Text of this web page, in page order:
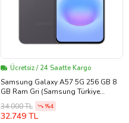
Ücretsiz / 24 Saatte Kargo
Samsung Galaxy A57 5G 256 GB 8
GB Ram Gri (Samsung Türkiye
Garantili)
34.000 TL %4
32.749 TL